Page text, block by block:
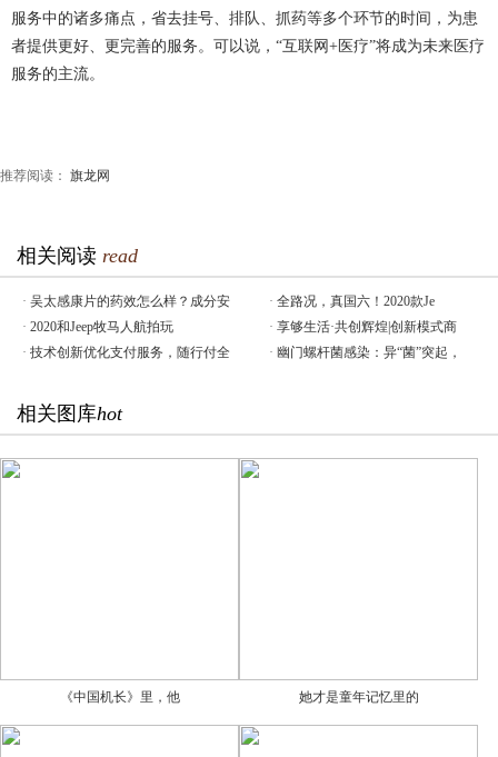
服务中的诸多痛点，省去挂号、排队、抓药等多个环节的时间，为患
者提供更好、更完善的服务。可以说，“互联网+医疗”将成为未来医疗
服务的主流。
推荐阅读： 旗龙网
相关阅读 read
· 吴太感康片的药效怎么样？成分安 · 全路况，真国六！2020款Je
· 2020和Jeep牧马人航拍玩 · 享够生活·共创辉煌|创新模式商
· 技术创新优化支付服务，随行付全 · 幽门螺杆菌感染：异“菌”突起，
相关图库hot
《中国机长》里，他 她才是童年记忆里的